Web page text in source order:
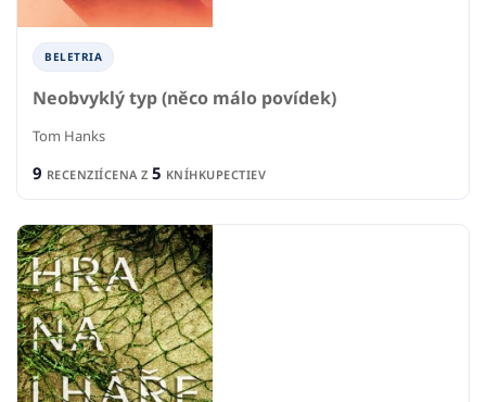
BELETRIA
Neobvyklý typ (něco málo povídek)
Tom Hanks
9 RECENZIÍCENA Z 5 KNÍHKUPECTIEV